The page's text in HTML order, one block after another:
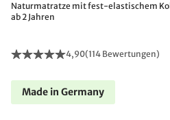
Naturmatratze mit fest-elastischem
ab 2 Jahren
4,90(114 Bewertungen)
Made in Germany